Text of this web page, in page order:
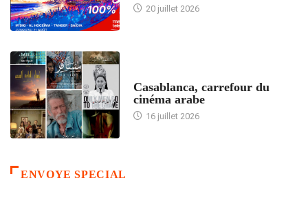
20 juillet 2026
Casablanca, carrefour du
cinéma arabe
16 juillet 2026
ENVOYE SPECIAL